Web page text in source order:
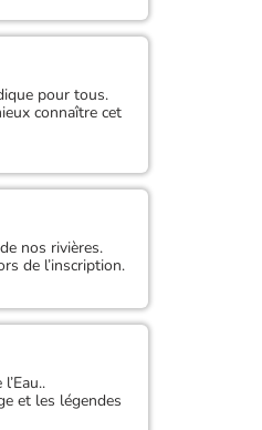
pour tous.
connaître cet
nos rivières.
de l’inscription.
et les légendes